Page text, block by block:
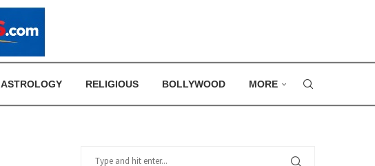
ASTROLOGY RELIGIOUS BOLLYWOOD MORE